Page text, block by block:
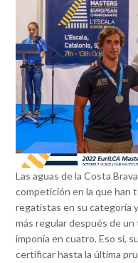
Las aguas de la Costa
competición en la que han
regatistas en su categoría
más regular después de
imponía en cuatro. Eso sí,
certificar hasta la última